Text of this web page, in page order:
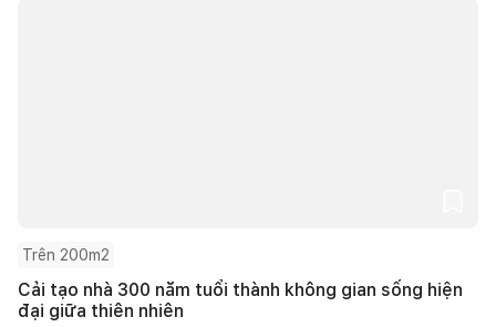
Trên 200m2
Cải tạo nhà 300 năm tuổi thành không gian sống hiện
đại giữa thiên nhiên